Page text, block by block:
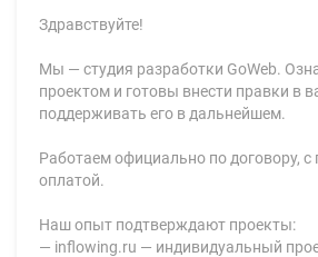
Здравствуйте!
Мы — студия разработки GoWeb.
проектом и готовы внести правки в
поддерживать его в дальнейшем.
Работаем официально по договору, с
оплатой.
Наш опыт подтверждают проекты:
— inflowing.ru — индивидуальный